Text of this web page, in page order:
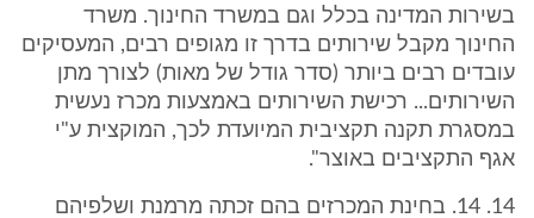
בשירות המדינה בכלל וגם במשרד החינוך. משרד
החינוך מקבל שירותים בדרך זו מגופים רבים, המעסיקים
עובדים רבים ביותר (סדר גודל של מאות) לצורך מתן
השירותים... רכישת השירותים באמצעות מכרז נעשית
במסגרת תקנה תקציבית המיועדת לכך, המוקצית ע"י
אגף התקציבים באוצר".
14. 14. בחינת המכרזים בהם זכתה מרמנת ושלפיהם